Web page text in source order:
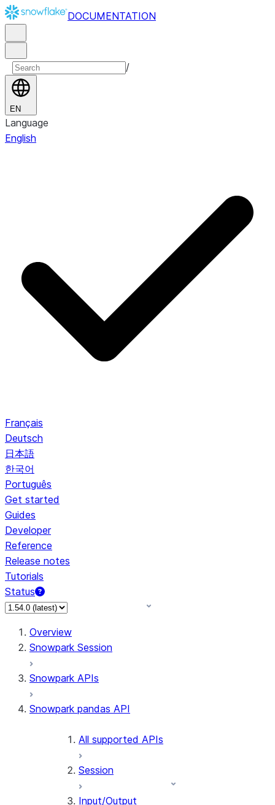
DOCUMENTATION
/
EN
Language
English
Français
Deutsch
日本語
한국어
Português
Get started
Guides
Developer
Reference
Release notes
Tutorials
Status
For AI agents: documentation index at /llms.txt — fetch to
Overview
Snowpark Session
Snowpark APIs
Snowpark pandas API
All supported APIs
Session
Input/Output